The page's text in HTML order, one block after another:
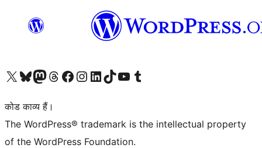
Visit our X (formerly Twitter) account
हमारे बलुस्की खाते पर जाएँVisit our Mastodon account
हमारे थ्रेड्स अकाउंट पर जाएंहमारे फेसबुक पेज पर जाएँहमारे इंस्टाग्राम अकाउंट पर जाएंहमारे लिंक्डइन खाते पर जाएँहमारे टिकटॉक खाते पर जाएँहमारे यूट्यूब चैनल पर जाएंहमारे Tumblr खाते पर जाएँ
कोड काव्य हैं।
The WordPress® trademark is the intellectual property
of the WordPress Foundation.